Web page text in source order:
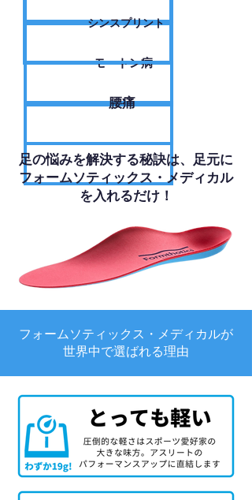
シンスプリント
モートン病
腰痛
足の悩みを解決する秘訣は、足元に
フォームソティックス・メディカル
を入れるだけ！
フォームソティックス・メディカルが
世界中で選ばれる理由